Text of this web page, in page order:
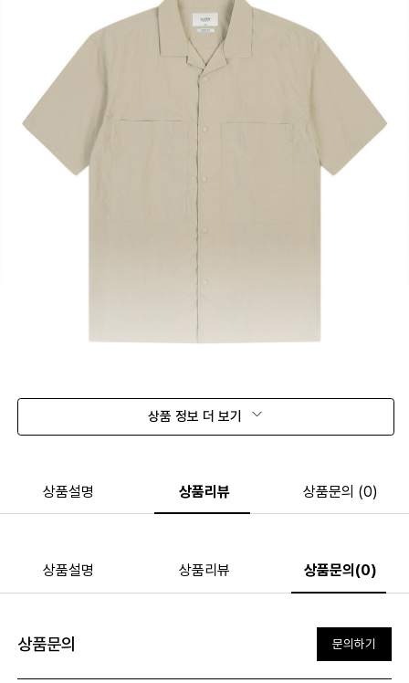
상품 정보 더 보기
상품설명 상품리뷰 상품문의 (0)
상품설명 상품리뷰 상품문의(0)
상품문의 문의하기